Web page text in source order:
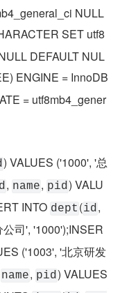
NULL
SET utf8
DEFAULT NUL
ENGINE = InnoDB
= utf8mb4_gener
) VALUES ('1000', '总
, name, pid) VALU
INTO dept (id
司', '1000');INSER
('1003', '北京研发
name, pid) VALUES